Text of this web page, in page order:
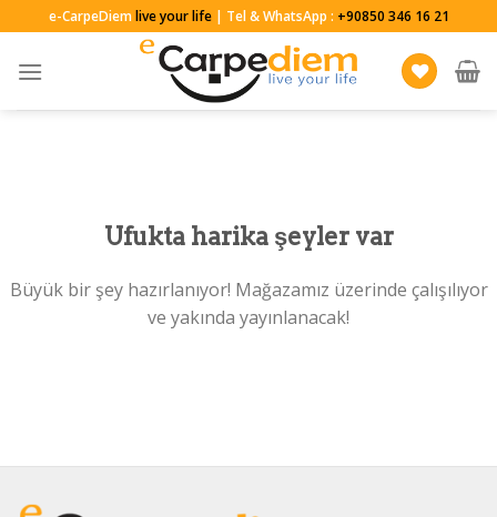
to
content
e-CarpeDiemlive your life| Tel & WhatsApp : +90850 346 16 21
Ufukta harika şeyler var
Büyük bir şey hazırlanıyor! Mağazamız üzerinde çalışılıyor
ve yakında yayınlanacak!